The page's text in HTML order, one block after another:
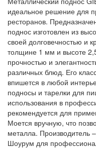
идеальное решение для
ресторанов.
поднос изготовлен из
своей долговечностью и
толщине 1 мм и высоте
прочностью и
различных блюд. Его
впишется в любой
подносы и тарелки для
использования в
рекомендуется для
Моется вручную, что
металла. Производитель
Шоурум для